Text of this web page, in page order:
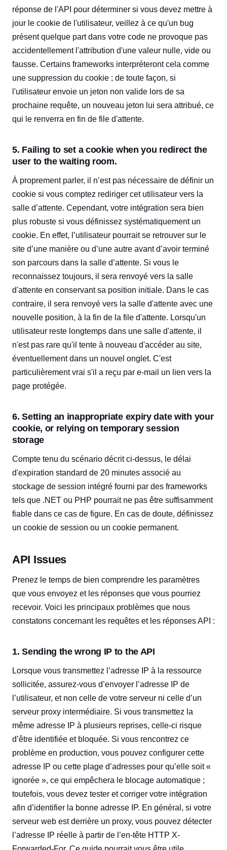
réponse de l'API pour déterminer si vous devez mettre à
jour le cookie de l'utilisateur, veillez à ce qu'un bug
présent quelque part dans votre code ne provoque pas
accidentellement l'attribution d'une valeur nulle, vide ou
fausse. Certains frameworks interpréteront cela comme
une suppression du cookie ; de toute façon, si
l'utilisateur envoie un jeton non valide lors de sa
prochaine requête, un nouveau jeton lui sera attribué, ce
qui le renverra en fin de file d'attente.
5. Failing to set a cookie when you redirect the
user to the waiting room.
À proprement parler, il n’est pas nécessaire de définir un
cookie si vous comptez rediriger cet utilisateur vers la
salle d’attente. Cependant, votre intégration sera bien
plus robuste si vous définissez systématiquement un
cookie. En effet, l’utilisateur pourrait se retrouver sur le
site d’une manière ou d’une autre avant d’avoir terminé
son parcours dans la salle d’attente. Si vous le
reconnaissez toujours, il sera renvoyé vers la salle
d'attente en conservant sa position initiale. Dans le cas
contraire, il sera renvoyé vers la salle d'attente avec une
nouvelle position, à la fin de la file d'attente. Lorsqu'un
utilisateur reste longtemps dans une salle d'attente, il
n'est pas rare qu'il tente à nouveau d'accéder au site,
éventuellement dans un nouvel onglet. C'est
particulièrement vrai s'il a reçu par e-mail un lien vers la
page protégée.
6. Setting an inappropriate expiry date with your
cookie, or relying on temporary session
storage
Compte tenu du scénario décrit ci-dessus, le délai
d'expiration standard de 20 minutes associé au
stockage de session intégré fourni par des frameworks
tels que .NET ou PHP pourrait ne pas être suffisamment
fiable dans ce cas de figure. En cas de doute, définissez
un cookie de session ou un cookie permanent.
API Issues
Prenez le temps de bien comprendre les paramètres
que vous envoyez et les réponses que vous pourriez
recevoir. Voici les principaux problèmes que nous
constatons concernant les requêtes et les réponses API :
1. Sending the wrong IP to the API
Lorsque vous transmettez l’adresse IP à la ressource
sollicitée, assurez-vous d’envoyer l’adresse IP de
l’utilisateur, et non celle de votre serveur ni celle d’un
serveur proxy intermédiaire. Si vous transmettez la
même adresse IP à plusieurs reprises, celle-ci risque
d’être identifiée et bloquée. Si vous rencontrez ce
problème en production, vous pouvez configurer cette
adresse IP ou cette plage d’adresses pour qu’elle soit «
ignorée », ce qui empêchera le blocage automatique ;
toutefois, vous devez tester et corriger votre intégration
afin d’identifier la bonne adresse IP. En général, si votre
serveur web est derrière un proxy, vous pouvez détecter
l’adresse IP réelle à partir de l’en-tête HTTP X-